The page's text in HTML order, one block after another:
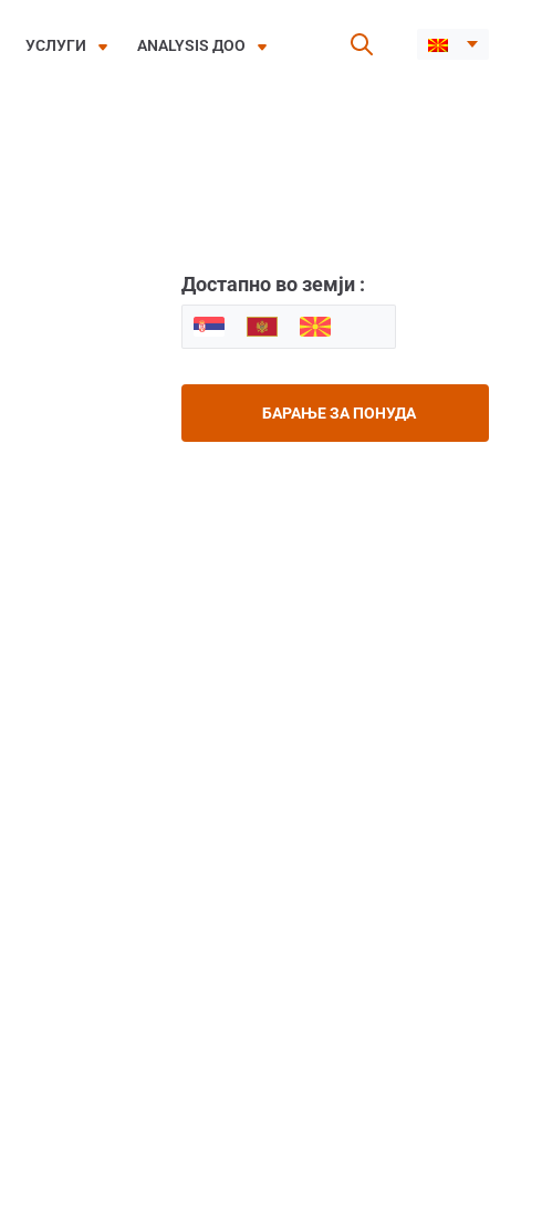
УСЛУГИ ANALYSIS ДОО
Достапно во земји :
БАРАЊЕ ЗА ПОНУДА